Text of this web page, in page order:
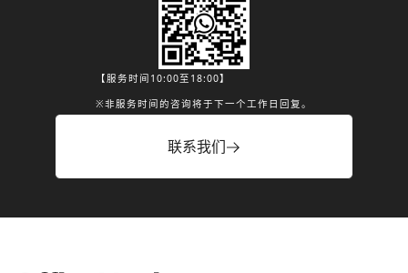
【服务时间10:00至18:00】
※非服务时间的咨询将于下一个工作日回复。
联系我们